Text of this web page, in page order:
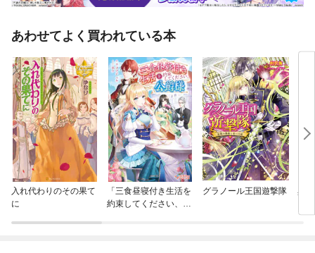
あわせてよく買われている本
入れ代わりのその果て
に
「三食昼寝付き生活を
約束してください、公
グラノール王国遊撃隊 異